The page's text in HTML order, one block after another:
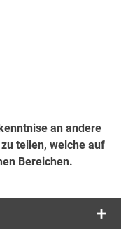
an andere
teilen, welche auf
Bereichen.